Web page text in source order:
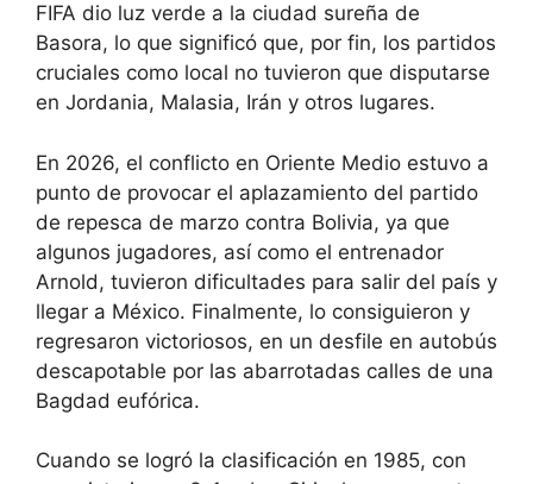
FIFA dio luz verde a la ciudad sureña de
Basora, lo que significó que, por fin, los partidos
cruciales como local no tuvieron que disputarse
en Jordania, Malasia, Irán y otros lugares.
En 2026, el conflicto en Oriente Medio estuvo a
punto de provocar el aplazamiento del partido
de repesca de marzo contra Bolivia, ya que
algunos jugadores, así como el entrenador
Arnold, tuvieron dificultades para salir del país y
llegar a México. Finalmente, lo consiguieron y
regresaron victoriosos, en un desfile en autobús
descapotable por las abarrotadas calles de una
Bagdad eufórica.
Cuando se logró la clasificación en 1985, con